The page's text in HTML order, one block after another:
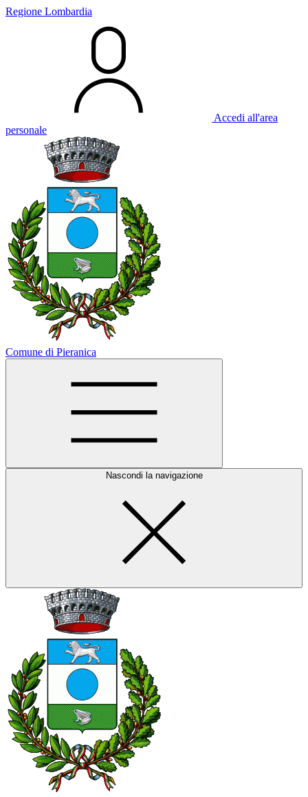
Regione Lombardia
Accedi all'area
personale
Comune di Pieranica
Nascondi la navigazione